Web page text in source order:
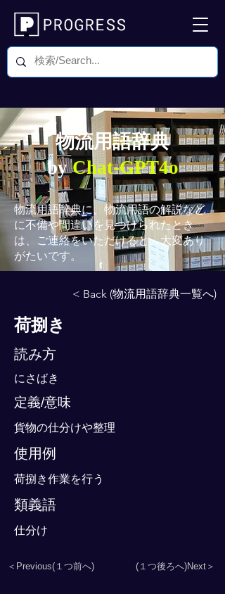
物流用語辞典
byChat-GPT4o
物流用語辞典に、物流用語の解説など
に不備や間違いを見つけられたとき
は、ご連絡をいただけると、大変あり
がたいです。
< Back (物流用語辞典一覧へ)
荷捌き
読み方
にさばき
定義/意味
貨物の仕分けや整理
使用例
荷捌き作業を行う
類義語
仕分け
＜Previous(１つ前へ) (１つ後ろへ)Next＞